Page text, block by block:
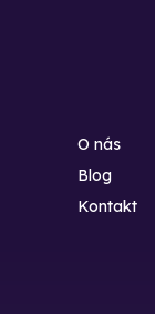
O nás
Blog
Kontakt